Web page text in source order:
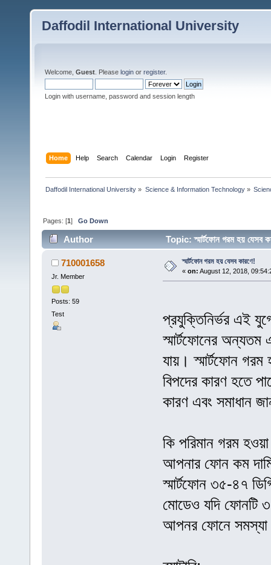
Daffodil International University
Welcome, Guest . Please login or register.
Login with username, password and session length
Home Help Search Calendar Login Register
Daffodil International University » Science & Information Technology»
Pages: [1]Go Down
Author Topic: স্মার্টফোন গরম হয়
710001658
Jr. Member
Posts: 59
Test
স্মার্টফোন গরম হয় যেসব কারণে!
« on: August 12, 2018,
প্রযুক্তিনির্ভর এই
স্মার্টফোনের অন্যতম
যায়। স্মার্টফোন
বিপদের কারণ হতে
কারণ এবং সমাধান
কি পরিমান গরম
আপনার ফোন কম
স্মার্টফোন ৩৫-৪৭
মোডেও যদি ফোনটি
আপনর ফোনে